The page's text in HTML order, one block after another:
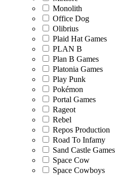
Monolith
Office Dog
Olibrius
Plaid Hat Games
PLAN B
Plan B Games
Platonia Games
Play Punk
Pokémon
Portal Games
Rageot
Rebel
Repos Production
Road To Infamy
Sand Castle Games
Space Cow
Space Cowboys